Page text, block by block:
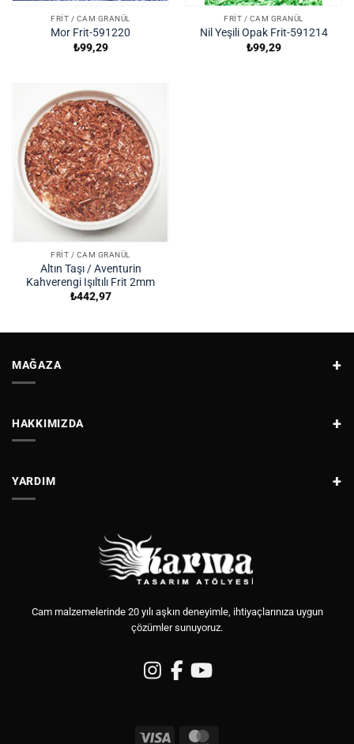
FRIT / CAM GRANÜL
Mor Frit-591220
₺99,29
FRIT / CAM GRANÜL
Nil Yeşili Opak Frit-591214
₺99,29
FRIT / CAM GRANÜL
Altın Taşı / Aventurin
Kahverengi Işıltılı Frit 2mm
₺442,97
MAĞAZA
HAKKIMIZDA
YARDIM
Cam malzemelerinde 20 yılı aşkın deneyimle, ihtiyaçlarınıza uygun
çözümler sunuyoruz.
Visa